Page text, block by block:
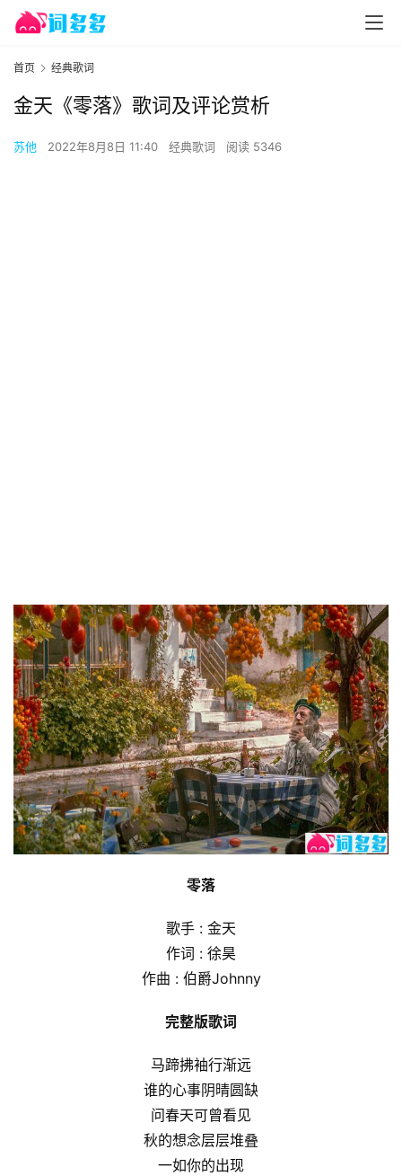
首页 经典歌词
金天《零落》歌词及评论赏析
苏他 2022年8月8日 11:40 经典歌词 阅读 5346
零落
歌手 : 金天
作词 : 徐昊
作曲 : 伯爵Johnny
完整版歌词
马蹄拂袖行渐远
谁的心事阴晴圆缺
问春天可曾看见
秋的想念层层堆叠
一如你的出现